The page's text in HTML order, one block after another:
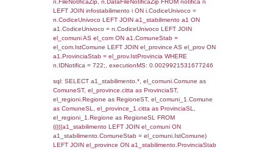
DELLA DIRETTIVA 2012/18/UE
SEZIONE L (pubblico) - INFORMAZIONI
INCIDENTALI CON IMPATTO
STABILIMENTO
Indietro